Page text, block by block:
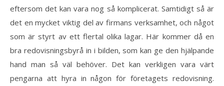
eftersom det kan vara nog så komplicerat. Samtidigt så är
det en mycket viktig del av firmans verksamhet, och något
som är styrt av ett flertal olika lagar. Här kommer då en
bra redovisningsbyrå in i bilden, som kan ge den hjälpande
hand man så väl behöver. Det kan verkligen vara värt
pengarna att hyra in någon för företagets redovisning.